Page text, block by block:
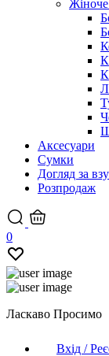
Жіноче
Аксесуари
Сумки
Догляд за
Розпродаж
0
Ласкаво Просимо
Вхід /